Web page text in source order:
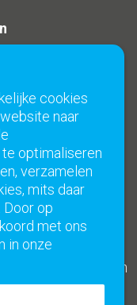
verhuizing
verhuizing
Links
Vragen
verhuizen
voorwaarden
cookies
naar
optimaliseren
verzamelen
mits daar
op
met ons
in onze